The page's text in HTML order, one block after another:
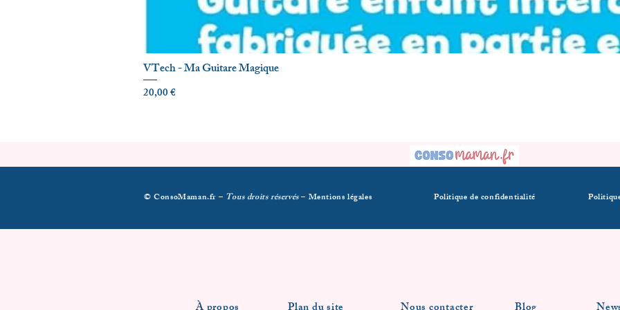
VTech - Ma Guitare Magique
Prix
20,00 €
© ConsoMaman.fr – Tous droits réservés– Mentions légales Politique de confidentialité